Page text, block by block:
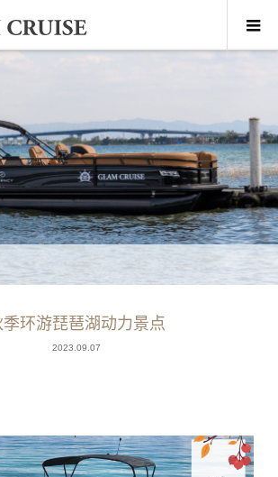
季环游琵琶湖动力景点
2023.09.07